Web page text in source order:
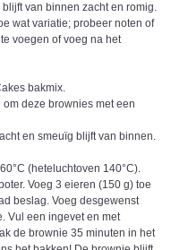
van binnen zacht en romig.
wat variatie; probeer noten of
voegen of voeg na het
bakmix.
deze brownies met een
en smeuïg blijft van binnen.
(heteluchtoven 140°C).
Voeg 3 eieren (150 g) toe
beslag. Voeg desgewenst
Vul een ingevet en met
de brownie 35 minuten in het